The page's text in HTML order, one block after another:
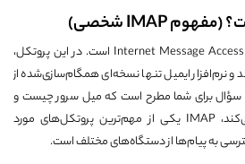
عبارت IMAP مخفف Internet Message Access Protocol است. در این پروتکل،
و نرم‌افزار ایمیل تنها نسخه‌ای همگام‌سازی‌شده از
سؤال برای شما مطرح است که میل سرور چیست و
چگونه ایمیل‌ها را مدیریت می‌کند، IMAP یکی از مهم‌ترین پروتکل‌های مورد
به پیام‌ها از دستگاه‌های مختلف است.